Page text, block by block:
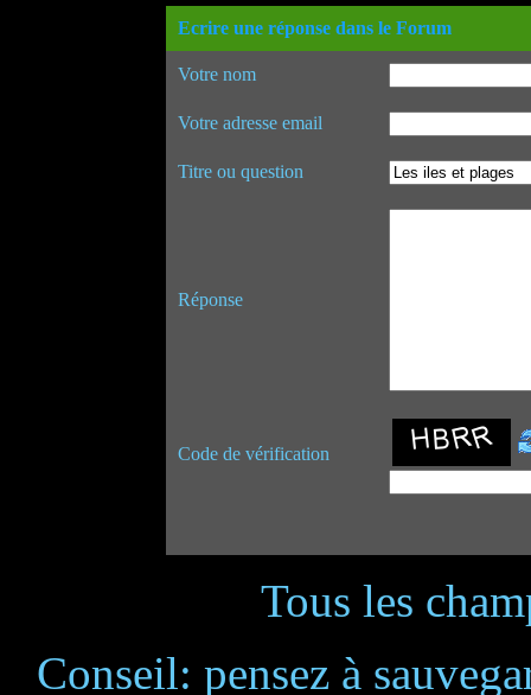
Ecrire une réponse dans le Forum
Votre nom
Votre adresse email
Titre ou question
Réponse
Code de vérification
Tous les
Conseil: pensez à